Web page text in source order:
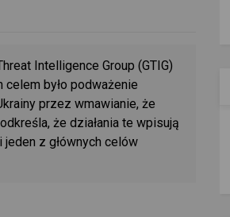
Intelligence Group (GTIG)
celem było podważenie
przez wmawianie, że
że działania te wpisują
z głównych celów